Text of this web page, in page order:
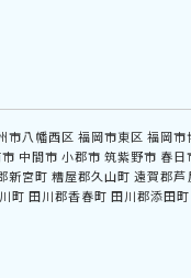
市八幡西区 福岡市東区 福岡市
中間市 小郡市 筑紫野市 春日
新宮町 糟屋郡久山町 遠賀郡芦
町 田川郡香春町 田川郡添田町